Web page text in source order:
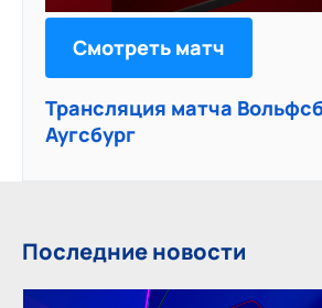
Смотреть матч
Трансляция матча
Аугсбург
Последние новости